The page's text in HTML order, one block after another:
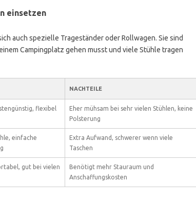
einsetzen
auch spezielle Trageständer oder Rollwagen. Sie sind
Campingplatz gehen musst und viele Stühle tragen
NACHTEILE
flexibel
Eher mühsam bei sehr vielen Stühlen, keine
Polsterung
einfache
Extra Aufwand, schwerer wenn viele
Taschen
gut bei vielen
Benötigt mehr Stauraum und
Anschaffungskosten